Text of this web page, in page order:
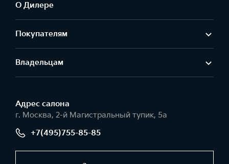
О Дилере
Покупателям
Владельцам
Адрес салонa
г. Москва, 2-й Магистральный тупик, 5а
+7(495)755-85-85